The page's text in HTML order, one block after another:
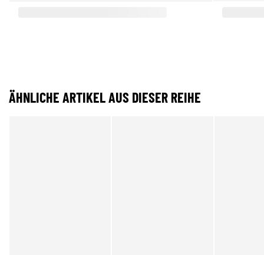
ÄHNLICHE ARTIKEL AUS DIESER REIHE